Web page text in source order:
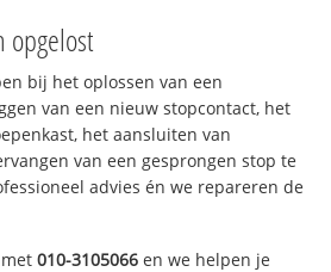
opgelost
bij het oplossen van een
van een nieuw stopcontact, het
het aansluiten van
van een gesprongen stop te
advies én we repareren de
met010-3105066 en we helpen je